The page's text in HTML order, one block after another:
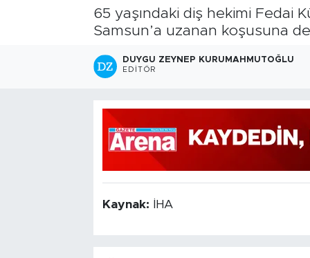
65 yaşındaki diş hekimi Fedai
Samsun’a uzanan koşusuna
DUYGU ZEYNEP KURUMAHMUTOĞLU
EDITÖR
Kaynak: İHA
Tüm Manşetler
Son Dakika Haberleri